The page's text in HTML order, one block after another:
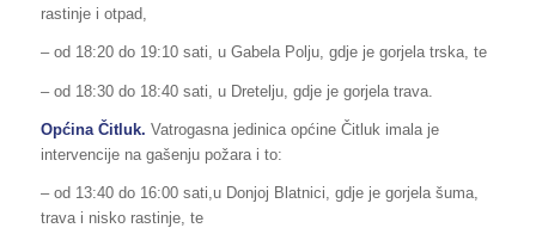
rastinje i otpad,
– od 18:20 do 19:10 sati, u Gabela Polju, gdje je gorjela trska, te
– od 18:30 do 18:40 sati, u Dretelju, gdje je gorjela trava.
Općina Čitluk. Vatrogasna jedinica općine Čitluk imala je
intervencije na gašenju požara i to:
– od 13:40 do 16:00 sati,u Donjoj Blatnici, gdje je gorjela šuma,
trava i nisko rastinje, te